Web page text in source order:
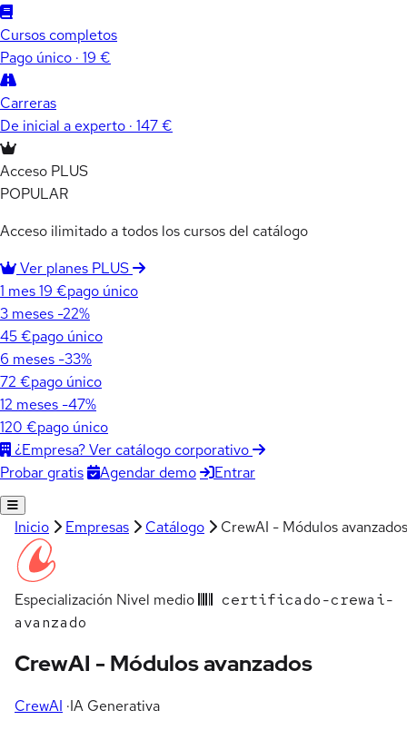
Cursos completos
Pago único · 19 €
Carreras
De inicial a experto · 147 €
Acceso PLUS
POPULAR
Acceso ilimitado a todos los cursos del catálogo
Ver planes PLUS
1 mes19 €pago único
3 meses -22%
45 €pago único
6 meses -33%
72 €pago único
12 meses -47%
120 €pago único
¿Empresa? Ver catálogo corporativo
Probar gratis
Agendar demo Entrar
Inicio Empresas Catálogo CrewAI - Módulos avanzados
Especialización Nivel medio
certificado-crewai-
avanzado
CrewAI - Módulos avanzados
CrewAI ·IA Generativa